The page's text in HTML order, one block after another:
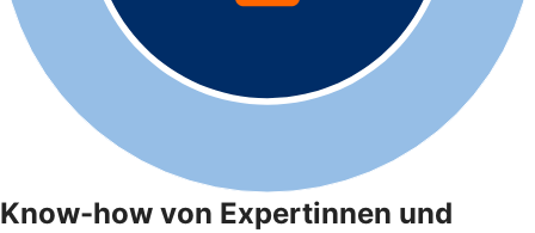
Know-how von Expertinnen und